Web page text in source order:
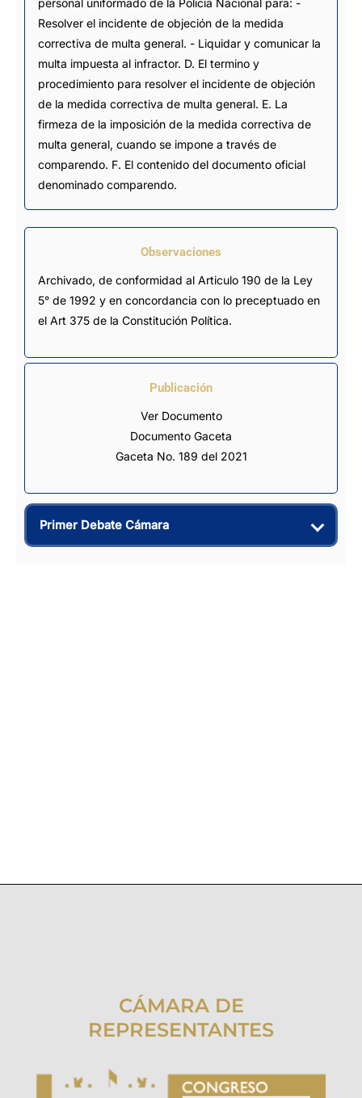
Resolver el incidente de objeción de la medida
correctiva de multa general. - Liquidar y comunicar la
multa impuesta al infractor. D. El termino y
procedimiento para resolver el incidente de objeción
de la medida correctiva de multa general. E. La
firmeza de la imposición de la medida correctiva de
multa general, cuando se impone a través de
comparendo. F. El contenido del documento oficial
denominado comparendo.
Observaciones
Archivado, de conformidad al Articulo 190 de la Ley
5° de 1992 y en concordancia con lo preceptuado en
el Art 375 de la Constitución Política.
Publicación
Ver Documento
Documento Gaceta
Gaceta No. 189 del 2021
Primer Debate Cámara
CÁMARA DE
REPRESENTANTES